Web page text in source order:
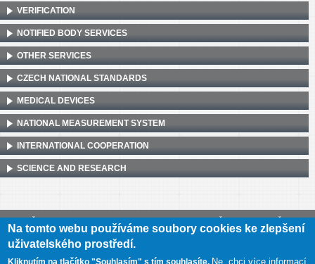
VERIFICATION
NOTIFIED BODY SERVICES
OTHER SERVICES
CZECH NATIONAL STANDARDS
MEDICAL DEVICES
NATIONAL MEASUREMENT SYSTEM
INTERNATIONAL COOPERATION
SCIENCE AND RESEARCH
CZ00177016
Mapa webu Prohlášení o přístupnosti
Na tomto webu používáme soubory cookies ke zlepšení
uživatelského prostředí.
Kliknutím na tlačítko "Souhlasím" s tím souhlasíte. Ne, chci více informací